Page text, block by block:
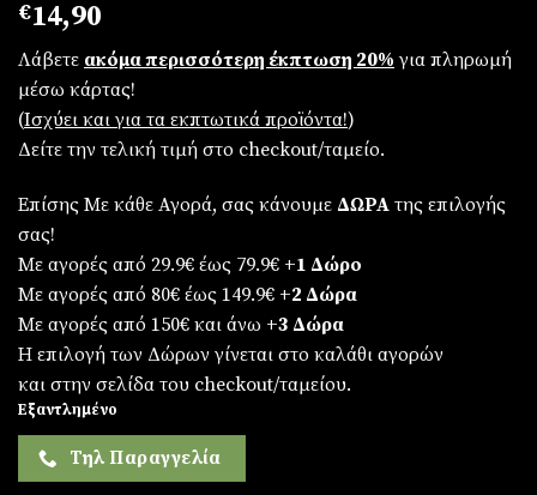
€14,90
Λάβετε ακόμα περισσότερη έκπτωση 20% για πληρωμή
μέσω κάρτας!
(Iσχύει και για τα εκπτωτικά προϊόντα!)
Δείτε την τελική τιμή στο checkout/ταμείο.
Επίσης Με κάθε Αγορά, σας κάνουμε ΔΩΡΑ της επιλογής
σας!
Με αγορές από 29.9€ έως 79.9€ +1 Δώρο
Με αγορές από 80€ έως 149.9€ +2 Δώρα
Με αγορές από 150€ και άνω +3 Δώρα
Η επιλογή των Δώρων γίνεται στο καλάθι αγορών
και στην σελίδα του checkout/ταμείου.
Εξαντλημένο
Τηλ Παραγγελία